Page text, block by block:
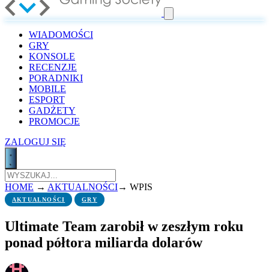
WIADOMOŚCI
GRY
KONSOLE
RECENZJE
PORADNIKI
MOBILE
ESPORT
GADŻETY
PROMOCJE
ZALOGUJ SIĘ
HOME → AKTUALNOŚCI→ WPIS
AKTUALNOŚCI GRY
Ultimate Team zarobił w zeszłym roku
ponad półtora miliarda dolarów